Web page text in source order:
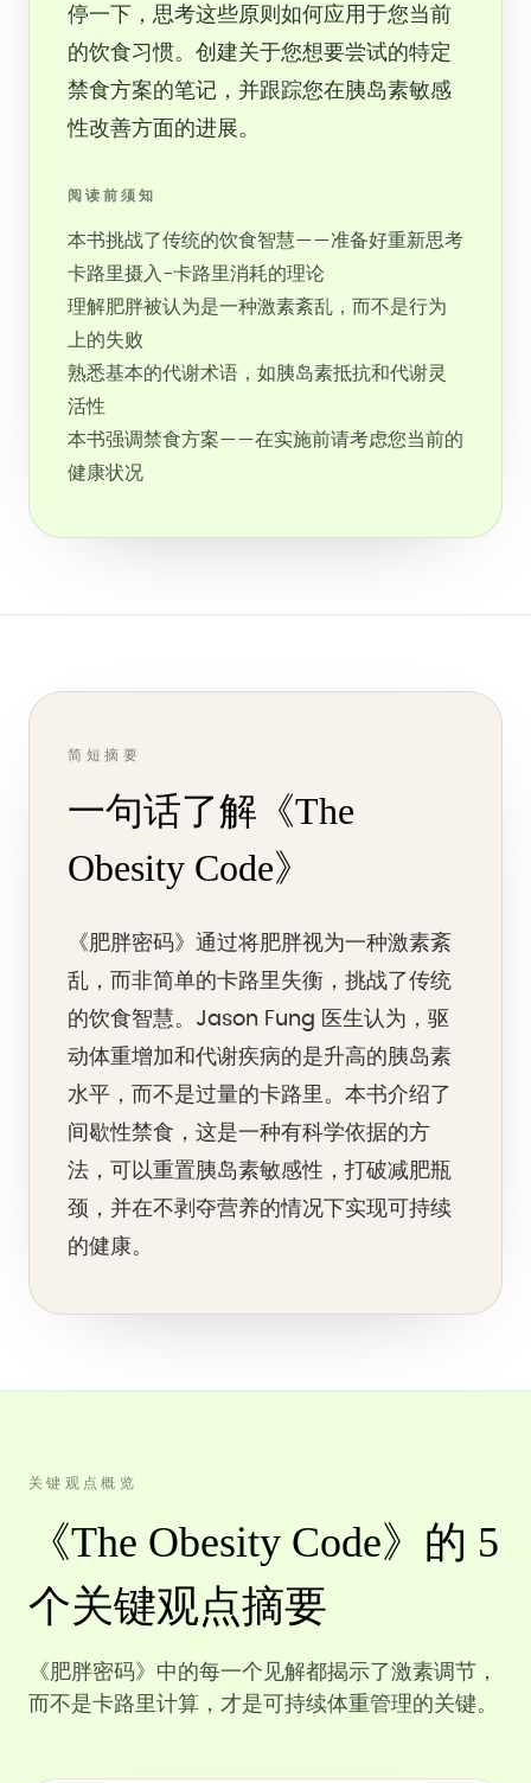
停一下，思考这些原则如何应用于您当前
的饮食习惯。创建关于您想要尝试的特定
禁食方案的笔记，并跟踪您在胰岛素敏感
性改善方面的进展。
阅读前须知
本书挑战了传统的饮食智慧——准备好重新思考
卡路里摄入-卡路里消耗的理论
理解肥胖被认为是一种激素紊乱，而不是行为
上的失败
熟悉基本的代谢术语，如胰岛素抵抗和代谢灵
活性
本书强调禁食方案——在实施前请考虑您当前的
健康状况
简短摘要
一句话了解《The
Obesity Code》
《肥胖密码》通过将肥胖视为一种激素紊
乱，而非简单的卡路里失衡，挑战了传统
的饮食智慧。Jason Fung 医生认为，驱
动体重增加和代谢疾病的是升高的胰岛素
水平，而不是过量的卡路里。本书介绍了
间歇性禁食，这是一种有科学依据的方
法，可以重置胰岛素敏感性，打破减肥瓶
颈，并在不剥夺营养的情况下实现可持续
的健康。
关键观点概览
《The Obesity Code》的 5
个关键观点摘要
《肥胖密码》中的每一个见解都揭示了激素调节，
而不是卡路里计算，才是可持续体重管理的关键。